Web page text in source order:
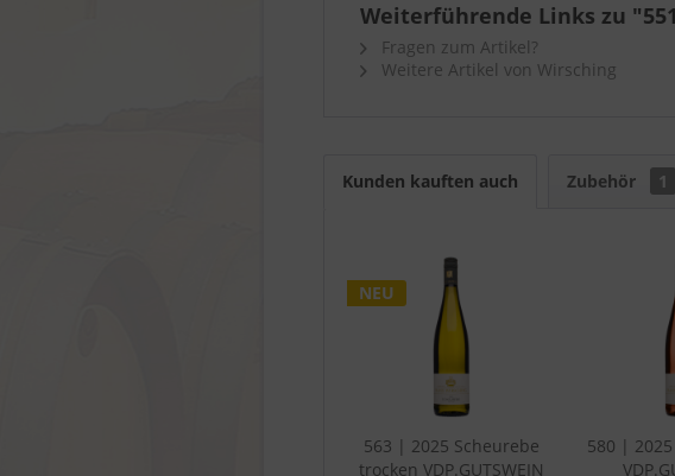
Weiterführende Links zu
Fragen zum Artikel?
Weitere Artikel von Wirsching
Kunden kauften auch Zubehör 1
NEU
563 | 2025 Scheurebe
trocken VDP.GUTSWEIN
580 |